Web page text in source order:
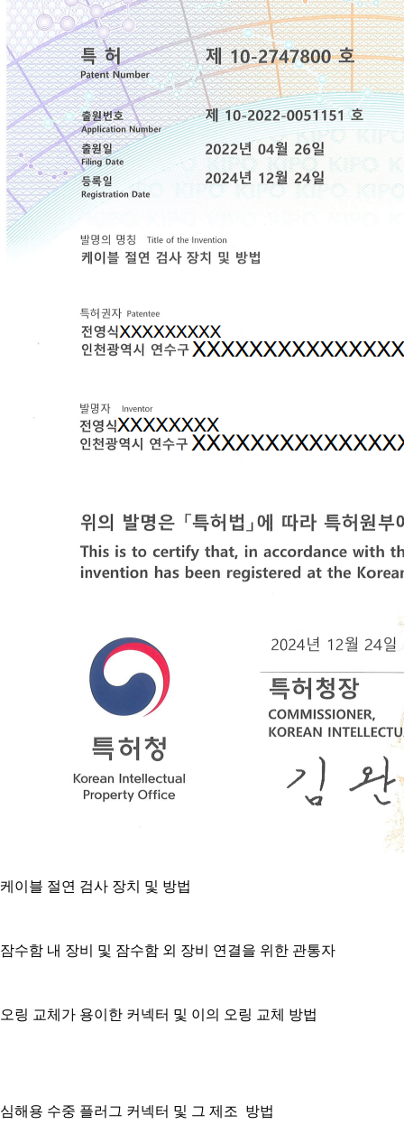
케이블 절연 검사 장치 및 방법
잠수함 내 장비 및 잠수함 외 장비 연결을 위한 관통자
오링 교체가 용이한 커넥터 및 이의 오링 교체 방법
심해용 수중 플러그 커넥터 및 그 제조 방법